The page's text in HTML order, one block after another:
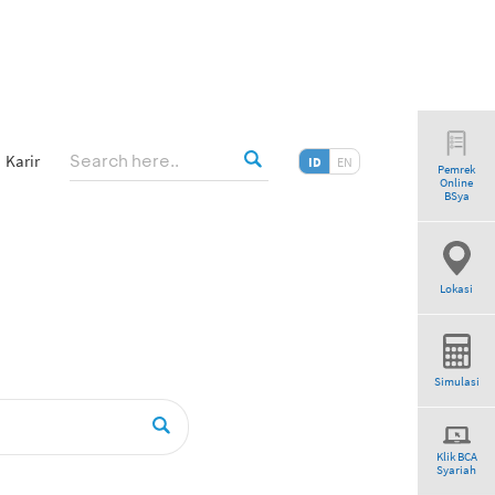
Karir ID EN
Pemrek
Online
BSya
Lokasi
Simulasi
Klik BCA
Syariah